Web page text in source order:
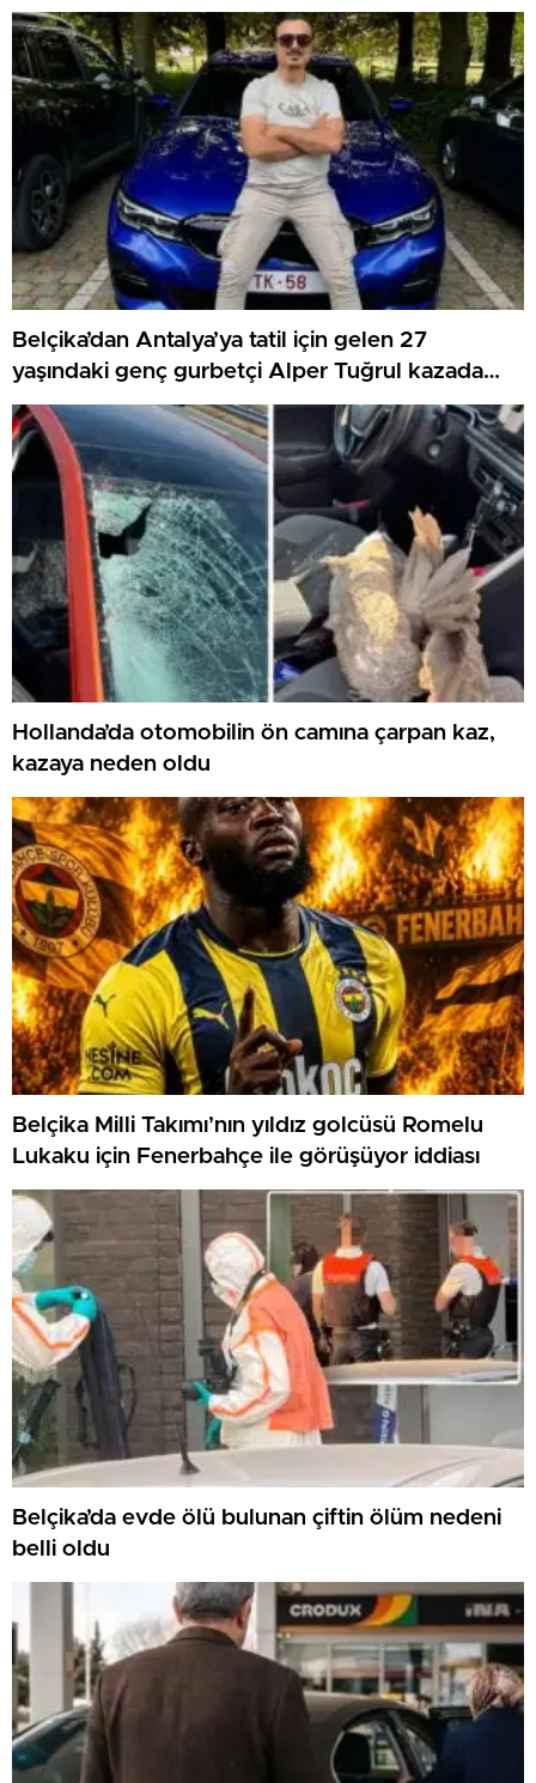
Belçika’dan Antalya’ya tatil için gelen 27
yaşındaki genç gurbetçi Alper Tuğrul kazada
hayatını kaybetti
Hollanda’da otomobilin ön camına çarpan kaz,
kazaya neden oldu
Belçika Milli Takımı’nın yıldız golcüsü Romelu
Lukaku için Fenerbahçe ile görüşüyor iddiası
Belçika’da evde ölü bulunan çiftin ölüm nedeni
belli oldu